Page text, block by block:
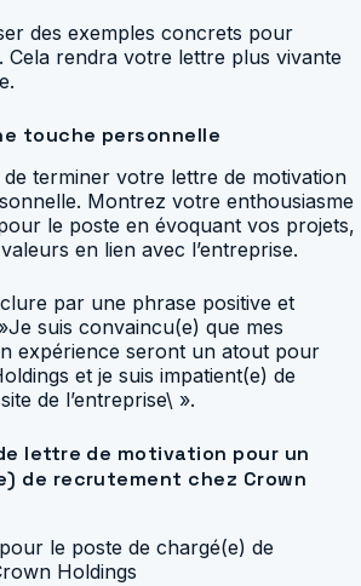
des exemples concrets pour
rendra votre lettre plus vivante
touche personnelle
de terminer votre lettre de motivation
Montrez votre enthousiasme
le poste en évoquant vos projets,
en lien avec l’entreprise.
par une phrase positive et
suis convaincu(e) que mes
expérience seront un atout pour
et je suis impatient(e) de
de l’entreprise\ ».
lettre de motivation pour un
de recrutement chez Crown
le poste de chargé(e) de
Holdings